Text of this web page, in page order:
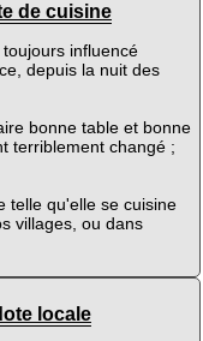
de cuisine
influencé
depuis la nuit des
bonne table et bonne
terriblement changé ;
telle qu'elle se cuisine
villages, ou dans
locale